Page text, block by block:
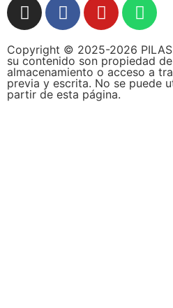
Copyright © 2025-2026
su contenido son propiedad
almacenamiento o acceso a
previa y escrita. No se puede
partir de esta página.